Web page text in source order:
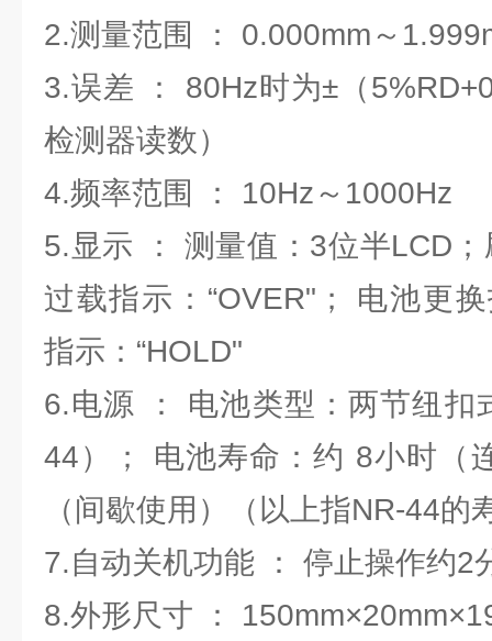
2.测量范围 ： 0.000mm～
3.误差 ： 80Hz时为±（
检测器读数）
4.频率范围 ： 10Hz～1000Hz
5.显示 ： 测量值：3位半LCD
过载指示：“OVER"； 电池更
指示：“HOLD"
6.电源 ： 电池类型：两节纽扣
44）； 电池寿命：约 8小时（
（间歇使用）（以上指NR-44
7.自动关机功能 ： 停止操作约
8.外形尺寸 ：